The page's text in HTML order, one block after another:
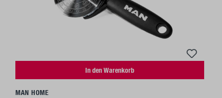
In den Warenkorb
MAN HOME